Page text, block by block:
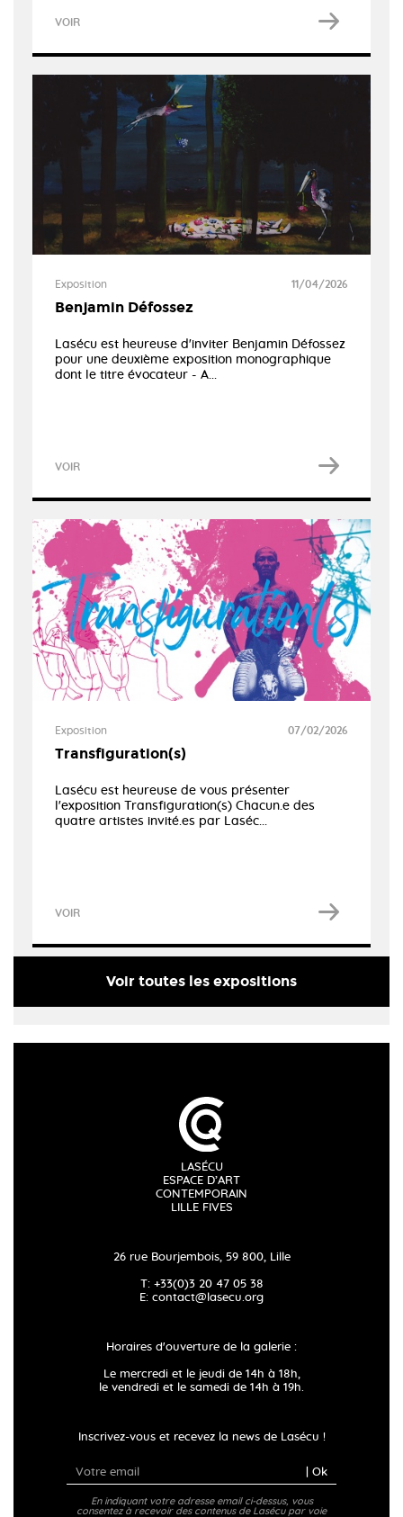
VOIR
Exposition 11/04/2026
Benjamin Défossez
Lasécu est heureuse d'inviter Benjamin Défossez
pour une deuxième exposition monographique
dont le titre évocateur - A...
VOIR
Exposition 07/02/2026
Transfiguration(s)
Lasécu est heureuse de vous présenter
l'exposition Transfiguration(s) Chacun.e des
quatre artistes invité.es par Laséc...
VOIR
Voir toutes les expositions
LASÉCU
ESPACE D’ART
CONTEMPORAIN
LILLE FIVES
26 rue Bourjembois, 59 800, Lille
T: +33(0)3 20 47 05 38
E: contact@lasecu.org
Horaires d'ouverture de la galerie :
Le mercredi et le jeudi de 14h à 18h,
le vendredi et le samedi de 14h à 19h.
Inscrivez-vous et recevez la news de Lasécu !
| Ok
En indiquant votre adresse email ci-dessus, vous
consentez à recevoir des contenus de Lasécu par voie